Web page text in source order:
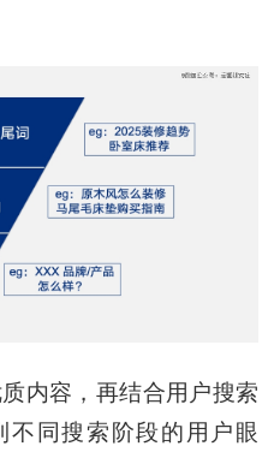
内容，再结合用户搜索
同搜索阶段的用户眼